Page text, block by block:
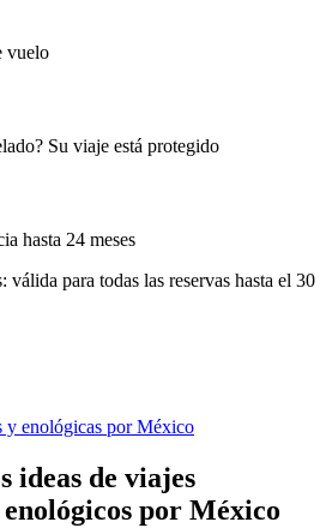
vuelo
Su viaje está protegido
hasta 24 meses
válida para todas las reservas hasta el 30
y enológicas por México
ideas de viajes
por México